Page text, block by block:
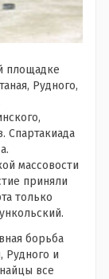
площадке
Рудного,
Спартакиада
массовости
приняли
только
борьба
Рудного и
все